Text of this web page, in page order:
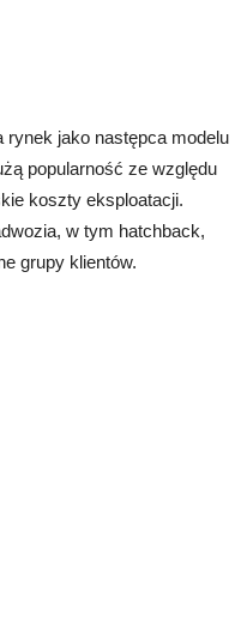
rynek jako następca modelu
popularność ze względu
koszty eksploatacji.
w tym hatchback,
grupy klientów.